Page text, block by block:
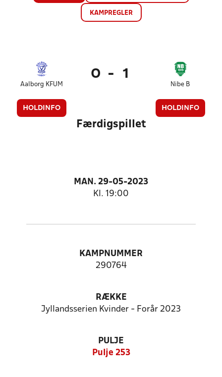
KAMPREGLER
Aalborg KFUM
HOLDINFO
0 - 1
Nibe B
HOLDINFO
Færdigspillet
MAN. 29-05-2023
Kl. 19:00
KAMPNUMMER
290764
RÆKKE
Jyllandsserien Kvinder - Forår 2023
PULJE
Pulje 253